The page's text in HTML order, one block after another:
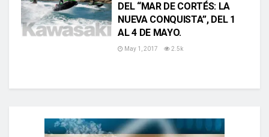
DEL “MAR DE CORTÉS: LA
NUEVA CONQUISTA”, DEL 1
AL 4 DE MAYO.
May 1, 2017 2.5k